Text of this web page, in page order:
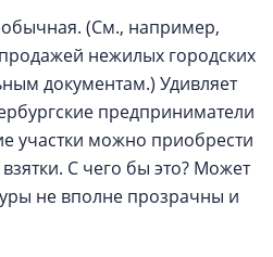
(См., например,
нежилых городских
документам.) Удивляет
предприниматели
участки можно приобрести
С чего бы это? Может
не вполне прозрачны и